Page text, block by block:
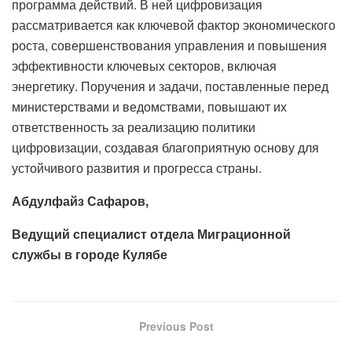
программа действий. В ней цифровизация
рассматривается как ключевой фактор экономического
роста, совершенствования управления и повышения
эффективности ключевых секторов, включая
энергетику. Поручения и задачи, поставленные перед
министерствами и ведомствами, повышают их
ответственность за реализацию политики
цифровизации, создавая благоприятную основу для
устойчивого развития и прогресса страны.
Абдулфайз Сафаров,
Ведущий специалист отдела Миграционной
службы в городе Кулябе
Previous Post